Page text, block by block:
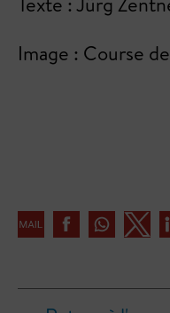
Image : Course